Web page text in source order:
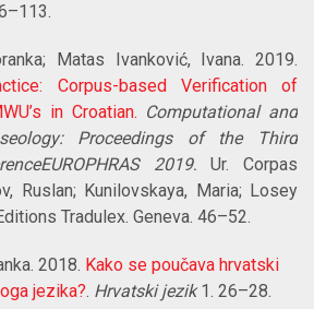
Matas Ivanković, Ivana. 2019.
Corpus-based Verification of
in Croatian. Computational and
Proceedings of the Third
2019. Ur. Corpas
Ruslan; Kunilovskaya, Maria; Losey
Tradulex. Geneva. 46–52.
2018. Kako se poučava hrvatski
jezika?. Hrvatski jezik 1. 26–28.